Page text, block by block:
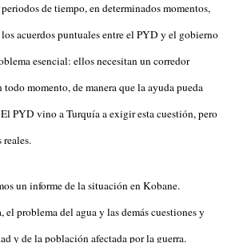
de tiempo, en determinados momentos,
acuerdos puntuales entre el PYD y el gobierno
esencial: ellos necesitan un corredor
momento, de manera que la ayuda pueda
PYD vino a Turquía a exigir esta cuestión, pero
reales.
un informe de la situación en Kobane.
problema del agua y las demás cuestiones y
y de la población afectada por la guerra.